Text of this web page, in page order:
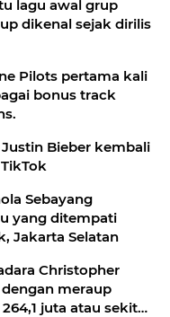
lagu awal grup
dikenal sejak dirilis
Pilots pertama kali
bonus track
Bieber kembali
Sebayang
yang ditempati
Jakarta Selatan
Christopher
meraup
juta atau sekitar